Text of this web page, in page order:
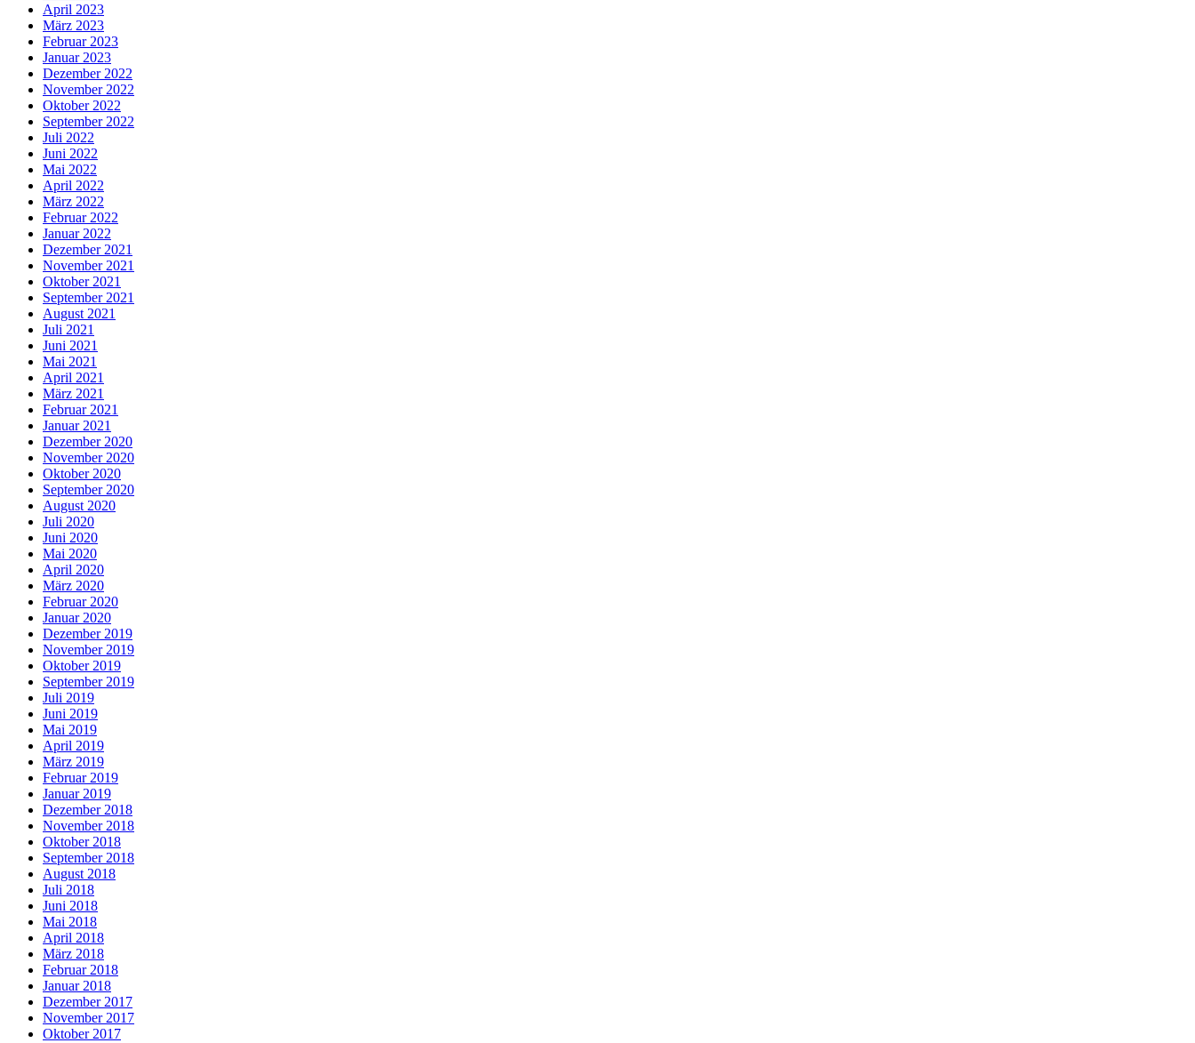
April 2023
März 2023
Februar 2023
Januar 2023
Dezember 2022
November 2022
Oktober 2022
September 2022
Juli 2022
Juni 2022
Mai 2022
April 2022
März 2022
Februar 2022
Januar 2022
Dezember 2021
November 2021
Oktober 2021
September 2021
August 2021
Juli 2021
Juni 2021
Mai 2021
April 2021
März 2021
Februar 2021
Januar 2021
Dezember 2020
November 2020
Oktober 2020
September 2020
August 2020
Juli 2020
Juni 2020
Mai 2020
April 2020
März 2020
Februar 2020
Januar 2020
Dezember 2019
November 2019
Oktober 2019
September 2019
Juli 2019
Juni 2019
Mai 2019
April 2019
März 2019
Februar 2019
Januar 2019
Dezember 2018
November 2018
Oktober 2018
September 2018
August 2018
Juli 2018
Juni 2018
Mai 2018
April 2018
März 2018
Februar 2018
Januar 2018
Dezember 2017
November 2017
Oktober 2017